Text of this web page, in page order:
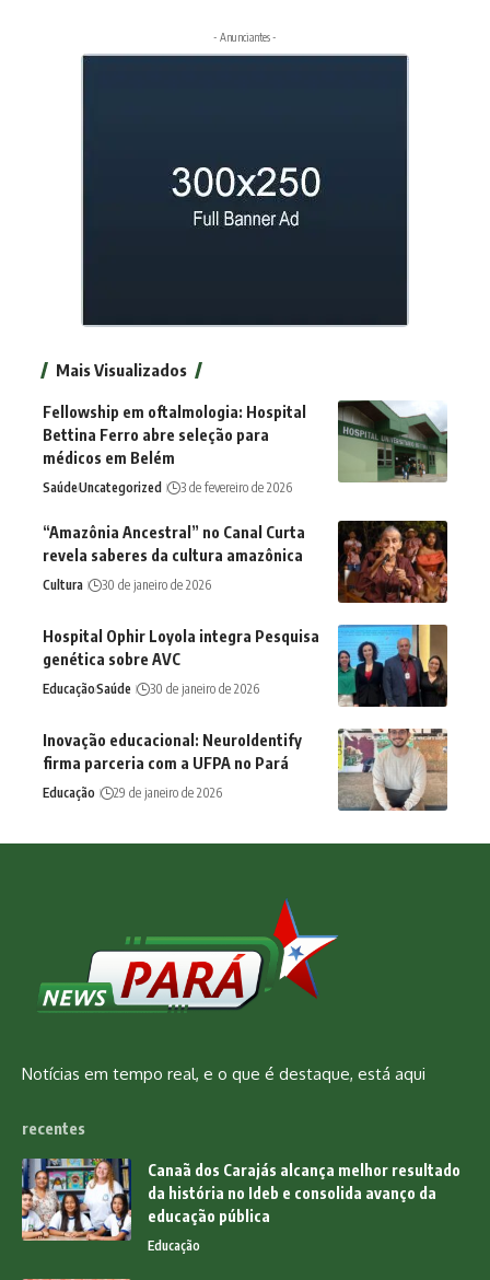
- Anunciantes -
Mais Visualizados
Fellowship em oftalmologia: Hospital
Bettina Ferro abre seleção para
médicos em Belém
SaúdeUncategorized 3 de fevereiro de 2026
“Amazônia Ancestral” no Canal Curta
revela saberes da cultura amazônica
Cultura 30 de janeiro de 2026
Hospital Ophir Loyola integra Pesquisa
genética sobre AVC
EducaçãoSaúde 30 de janeiro de 2026
Inovação educacional: NeuroIdentify
firma parceria com a UFPA no Pará
Educação 29 de janeiro de 2026
Notícias em tempo real, e o que é destaque, está aqui
recentes
Canaã dos Carajás alcança melhor resultado
da história no Ideb e consolida avanço da
educação pública
Educação